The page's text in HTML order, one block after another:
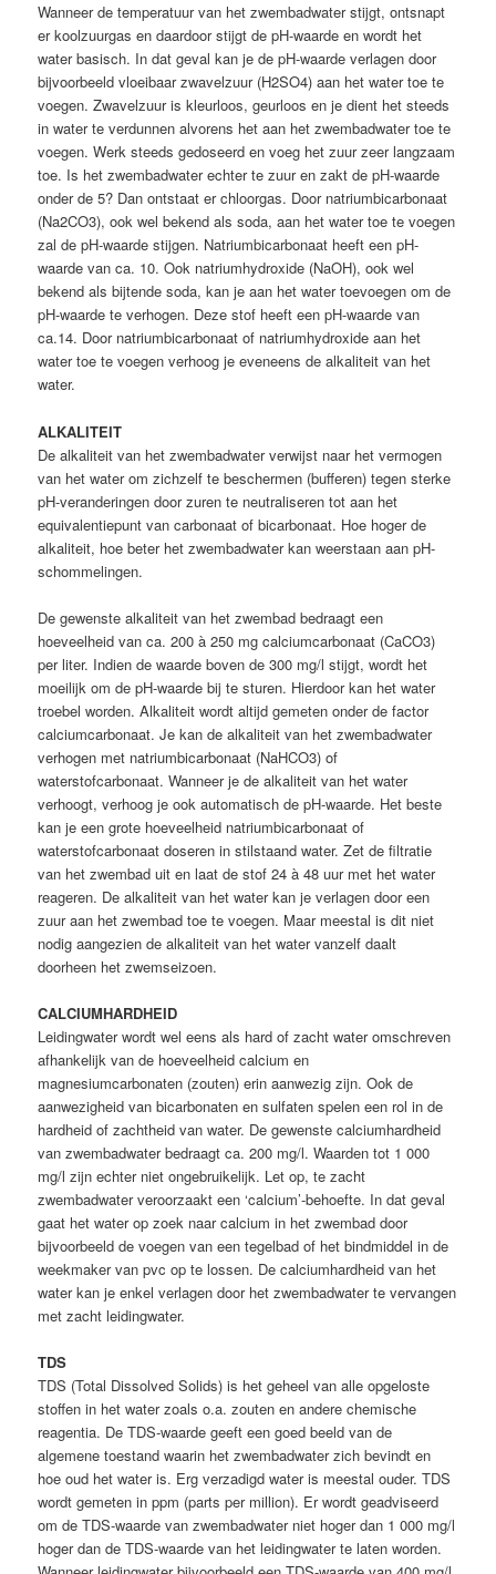
Wanneer de temperatuur van het zwembadwater stijgt, ontsnapt
er koolzuurgas en daardoor stijgt de pH-waarde en wordt het
water basisch. In dat geval kan je de pH-waarde verlagen door
bijvoorbeeld vloeibaar zwavelzuur (H2SO4) aan het water toe te
voegen. Zwavelzuur is kleurloos, geurloos en je dient het steeds
in water te verdunnen alvorens het aan het zwembadwater toe te
voegen. Werk steeds gedoseerd en voeg het zuur zeer langzaam
toe. Is het zwembadwater echter te zuur en zakt de pH-waarde
onder de 5? Dan ontstaat er chloorgas. Door natriumbicarbonaat
(Na2CO3), ook wel bekend als soda, aan het water toe te voegen
zal de pH-waarde stijgen. Natriumbicarbonaat heeft een pH-
waarde van ca. 10. Ook natriumhydroxide (NaOH), ook wel
bekend als bijtende soda, kan je aan het water toevoegen om de
pH-waarde te verhogen. Deze stof heeft een pH-waarde van
ca.14. Door natriumbicarbonaat of natriumhydroxide aan het
water toe te voegen verhoog je eveneens de alkaliteit van het
water.
ALKALITEIT
De alkaliteit van het zwembadwater verwijst naar het vermogen
van het water om zichzelf te beschermen (bufferen) tegen sterke
pH-veranderingen door zuren te neutraliseren tot aan het
equivalentiepunt van carbonaat of bicarbonaat. Hoe hoger de
alkaliteit, hoe beter het zwembadwater kan weerstaan aan pH-
schommelingen.
De gewenste alkaliteit van het zwembad bedraagt een
hoeveelheid van ca. 200 à 250 mg calciumcarbonaat (CaCO3)
per liter. Indien de waarde boven de 300 mg/l stijgt, wordt het
moeilijk om de pH-waarde bij te sturen. Hierdoor kan het water
troebel worden. Alkaliteit wordt altijd gemeten onder de factor
calciumcarbonaat. Je kan de alkaliteit van het zwembadwater
verhogen met natriumbicarbonaat (NaHCO3) of
waterstofcarbonaat. Wanneer je de alkaliteit van het water
verhoogt, verhoog je ook automatisch de pH-waarde. Het beste
kan je een grote hoeveelheid natriumbicarbonaat of
waterstofcarbonaat doseren in stilstaand water. Zet de filtratie
van het zwembad uit en laat de stof 24 à 48 uur met het water
reageren. De alkaliteit van het water kan je verlagen door een
zuur aan het zwembad toe te voegen. Maar meestal is dit niet
nodig aangezien de alkaliteit van het water vanzelf daalt
doorheen het zwemseizoen.
CALCIUMHARDHEID
Leidingwater wordt wel eens als hard of zacht water omschreven
afhankelijk van de hoeveelheid calcium en
magnesiumcarbonaten (zouten) erin aanwezig zijn. Ook de
aanwezigheid van bicarbonaten en sulfaten spelen een rol in de
hardheid of zachtheid van water. De gewenste calciumhardheid
van zwembadwater bedraagt ca. 200 mg/l. Waarden tot 1 000
mg/l zijn echter niet ongebruikelijk. Let op, te zacht
zwembadwater veroorzaakt een ‘calcium’-behoefte. In dat geval
gaat het water op zoek naar calcium in het zwembad door
bijvoorbeeld de voegen van een tegelbad of het bindmiddel in de
weekmaker van pvc op te lossen. De calciumhardheid van het
water kan je enkel verlagen door het zwembadwater te vervangen
met zacht leidingwater.
TDS
TDS (Total Dissolved Solids) is het geheel van alle opgeloste
stoffen in het water zoals o.a. zouten en andere chemische
reagentia. De TDS-waarde geeft een goed beeld van de
algemene toestand waarin het zwembadwater zich bevindt en
hoe oud het water is. Erg verzadigd water is meestal ouder. TDS
wordt gemeten in ppm (parts per million). Er wordt geadviseerd
om de TDS-waarde van zwembadwater niet hoger dan 1 000 mg/l
hoger dan de TDS-waarde van het leidingwater te laten worden.